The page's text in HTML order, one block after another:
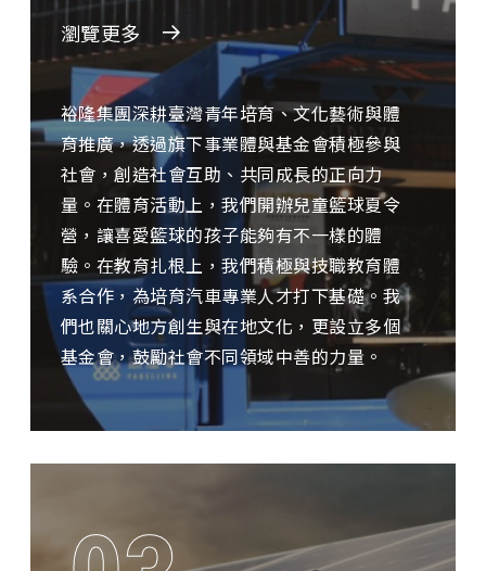
瀏覽更多
裕隆集團深耕臺灣青年培育、文化藝術與體
育推廣，透過旗下事業體與基金會積極參與
社會，創造社會互助、共同成長的正向力
量。在體育活動上，我們開辦兒童籃球夏令
營，讓喜愛籃球的孩子能夠有不一樣的體
驗。在教育扎根上，我們積極與技職教育體
系合作，為培育汽車專業人才打下基礎。我
們也關心地方創生與在地文化，更設立多個
基金會，鼓勵社會不同領域中善的力量。